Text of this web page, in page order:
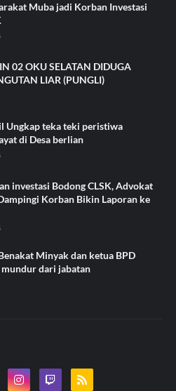
Muba jadi Korban Investasi
02 OKU SELATAN DIDUGA
LIAR (PUNGLI)
Ungkap teka teki peristiwa
di Desa berlian
investasi Bodong CLSK, Advokat
Korban Bikin Laporan ke
Minyak dan ketua BPD
mundur dari jabatan